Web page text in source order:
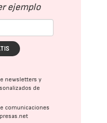
ejemplo
newsletters y
de
comunicaciones